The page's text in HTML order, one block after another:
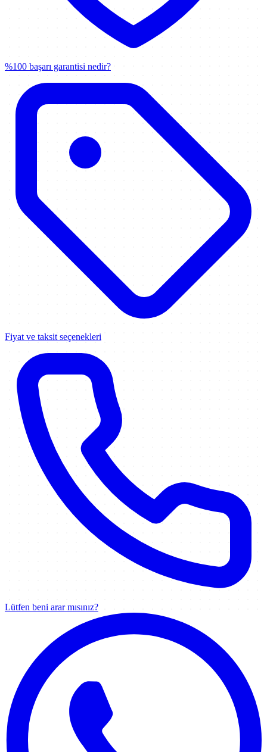
%100 başarı garantisi nedir?
Fiyat ve taksit seçenekleri
Lütfen beni arar mısınız?